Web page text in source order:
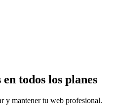
todos los planes
y mantener tu web profesional.